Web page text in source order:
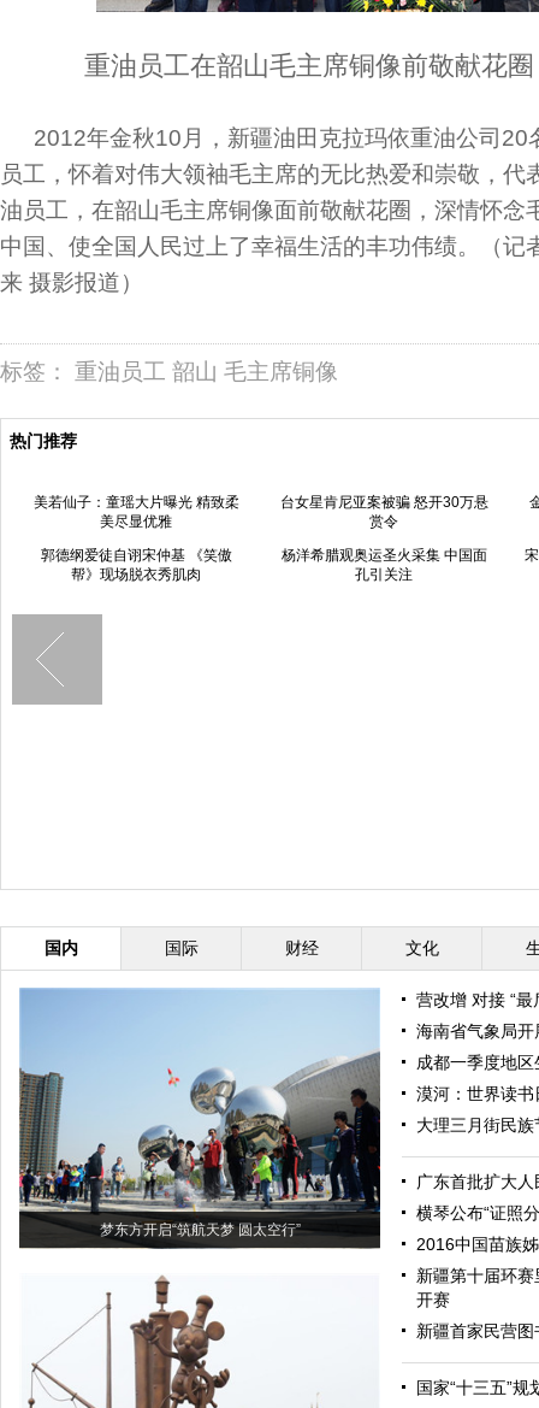
重油员工在韶山毛主席铜像前敬献花
2012年金秋10月，新疆油田克拉玛依重油公司20
员工，怀着对伟大领袖毛主席的无比热爱和崇敬，代
油员工，在韶山毛主席铜像面前敬献花圈，深情怀念
中国、使全国人民过上了幸福生活的丰功伟绩。（记
来 摄影报道）
标签： 重油员工 韶山 毛主席铜像
热门推荐
美若仙子：童瑶大片曝光 精致柔
美尽显优雅
台女星肯尼亚案被骗 怒开30万悬
赏令
郭德纲爱徒自诩宋仲基 《笑傲
帮》现场脱衣秀肌肉
杨洋希腊观奥运圣火采集 中国面
孔引关注
国内 国际 财经 文化
梦东方开启“筑航天梦 圆太空行”
营改增 对接 “最
海南省气象局
成都一季度地
漠河：世界读
大理三月街民
广东首批扩大
横琴公布“证照
2016中国苗族
新疆第十届环
开赛
新疆首家民营
国家“十三五”规